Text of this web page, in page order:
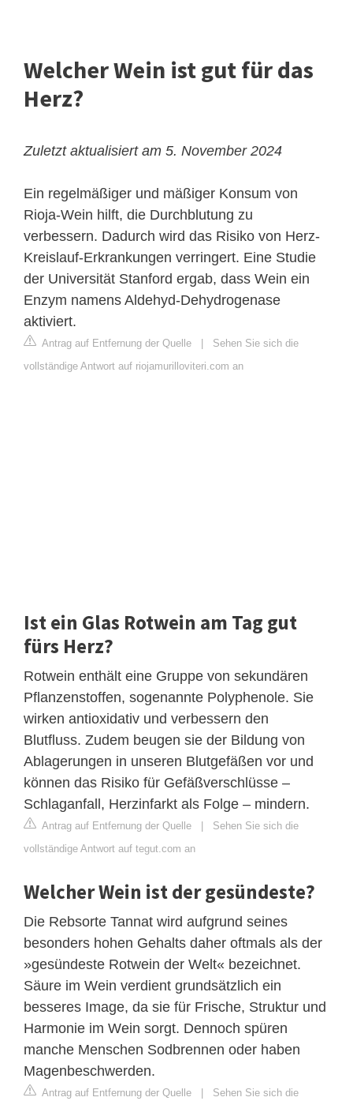
Welcher Wein ist gut für das
Herz?
Zuletzt aktualisiert am 5. November 2024
Ein regelmäßiger und mäßiger Konsum von
Rioja-Wein hilft, die Durchblutung zu
verbessern. Dadurch wird das Risiko von Herz-
Kreislauf-Erkrankungen verringert. Eine Studie
der Universität Stanford ergab, dass Wein ein
Enzym namens Aldehyd-Dehydrogenase
aktiviert.
Antrag auf Entfernung der Quelle
Sehen Sie sich die
vollständige Antwort auf riojamurilloviteri.com an
Ist ein Glas Rotwein am Tag gut
fürs Herz?
Rotwein enthält eine Gruppe von sekundären
Pflanzenstoffen, sogenannte Polyphenole. Sie
wirken antioxidativ und verbessern den
Blutfluss. Zudem beugen sie der Bildung von
Ablagerungen in unseren Blutgefäßen vor und
können das Risiko für Gefäßverschlüsse –
Schlaganfall, Herzinfarkt als Folge – mindern.
Antrag auf Entfernung der Quelle
Sehen Sie sich die
vollständige Antwort auf tegut.com an
Welcher Wein ist der gesündeste?
Die Rebsorte Tannat wird aufgrund seines
besonders hohen Gehalts daher oftmals als der
»gesündeste Rotwein der Welt« bezeichnet.
Säure im Wein verdient grundsätzlich ein
besseres Image, da sie für Frische, Struktur und
Harmonie im Wein sorgt. Dennoch spüren
manche Menschen Sodbrennen oder haben
Magenbeschwerden.
Antrag auf Entfernung der Quelle
Sehen Sie sich die